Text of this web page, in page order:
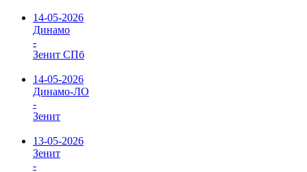
14-05-2026
Динамо
-
Зенит СПб
14-05-2026
Динамо-ЛО
-
Зенит
13-05-2026
Зенит
-